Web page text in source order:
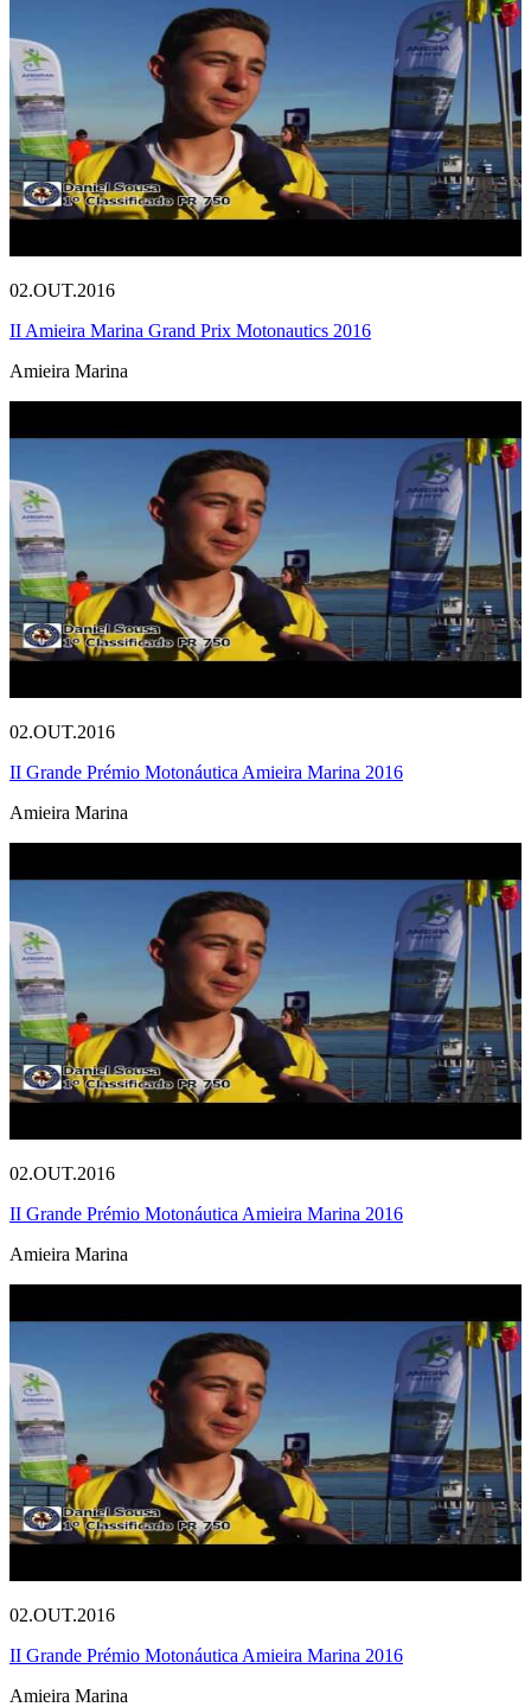
02.OUT.2016
II Amieira Marina Grand Prix Motonautics 2016
Amieira Marina
02.OUT.2016
II Grande Prémio Motonáutica Amieira Marina 2016
Amieira Marina
02.OUT.2016
II Grande Prémio Motonáutica Amieira Marina 2016
Amieira Marina
02.OUT.2016
II Grande Prémio Motonáutica Amieira Marina 2016
Amieira Marina